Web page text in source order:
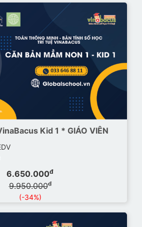
Kid 1 * GIÁO VIÊN
6.650.000đ
9.950.000đ
(-34%)